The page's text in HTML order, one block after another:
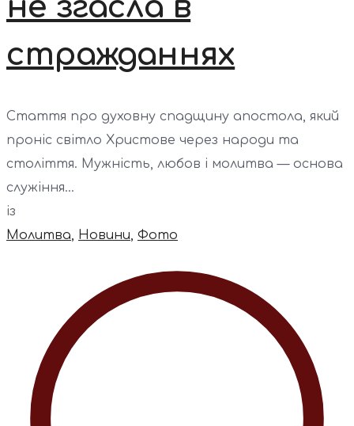
стражданнях
Стаття про духовну спадщину апостола, який
проніс світло Христове через народи та
століття. Мужність, любов і молитва — основа
служіння...
із
Молитва, Новини, Фото